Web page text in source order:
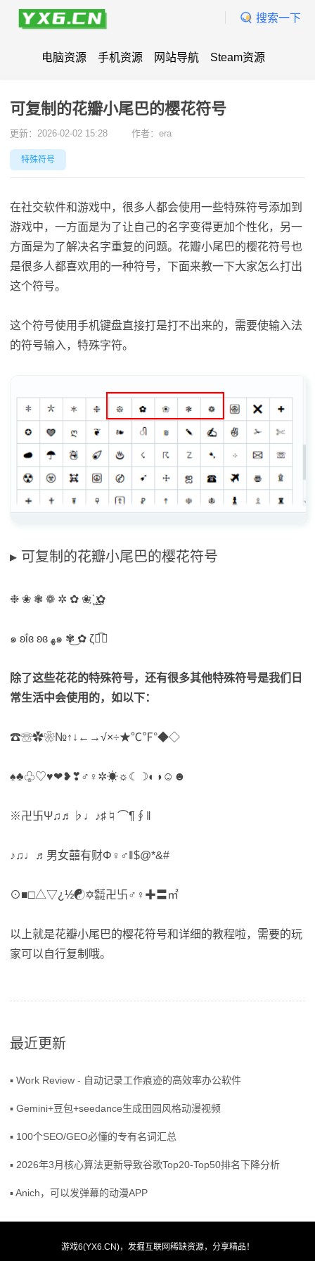
搜索一下
电脑资源 手机资源 网站导航 Steam资源
可复制的花瓣小尾巴的樱花符号
更新：2026-02-02 15:28 作者：era
特殊符号
在社交软件和游戏中，很多人都会使用一些特殊符号添加到
游戏中，一方面是为了让自己的名字变得更加个性化，另一
方面是为了解决名字重复的问题。花瓣小尾巴的樱花符号也
是很多人都喜欢用的一种符号，下面来教一下大家怎么打出
这个符号。
这个符号使用手机键盘直接打是打不出来的，需要使输入法
的符号输入，特殊字符。
可复制的花瓣小尾巴的樱花符号
❉ ❀ ❃ ❁ ✲ ✿ ❀ ͜҉ ͜✿
๑ ʚΐɞ ʚɞ ﻬ๑ ✾͜ ✿ ζั͡✿
除了这些花花的特殊符号，还有很多其他特殊符号是我们日
常生活中会使用的，如以下：
☎☏✿❀№↑↓←→√×÷★℃℉°◆◇
♠♣♧♡♥❤❥❣♂♀✲☀☼☾☽◐◑☺☻
※卍卐Ψ♫♬♭♩♪♯♮⌒¶∮‖
♪♫♩♬男女囍有财Φ♀♂‖$@*&#
⊙■□△▽¿½☯✡㍿卍卐♂♀✚〓㎡
以上就是花瓣小尾巴的樱花符号和详细的教程啦，需要的玩
家可以自行复制哦。
最近更新
▪ Work Review - 自动记录工作痕迹的高效率办公软件
▪ Gemini+豆包+seedance生成田园风格动漫视频
▪ 100个SEO/GEO必懂的专有名词汇总
▪ 2026年3月核心算法更新导致谷歌Top20-Top50排名下降分析
▪ Anich，可以发弹幕的动漫APP
游戏6(YX6.CN)，发掘互联网稀缺资源，分享精品！